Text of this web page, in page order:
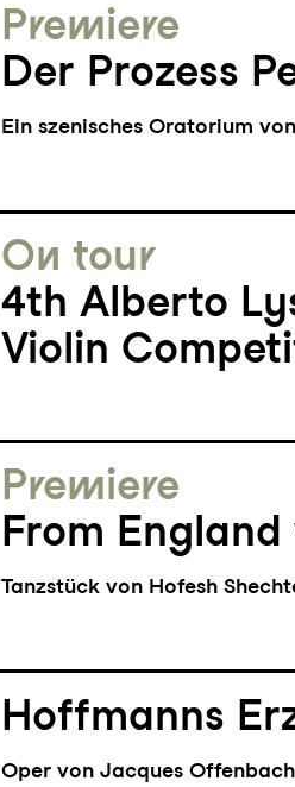
Premiere
Der Prozess
Ein szenisches Oratorium
On tour
4th Alberto
Violin
Premiere
From
Tanzstück von Hofesh
Hoffmanns
Oper von Jacques Offenbach